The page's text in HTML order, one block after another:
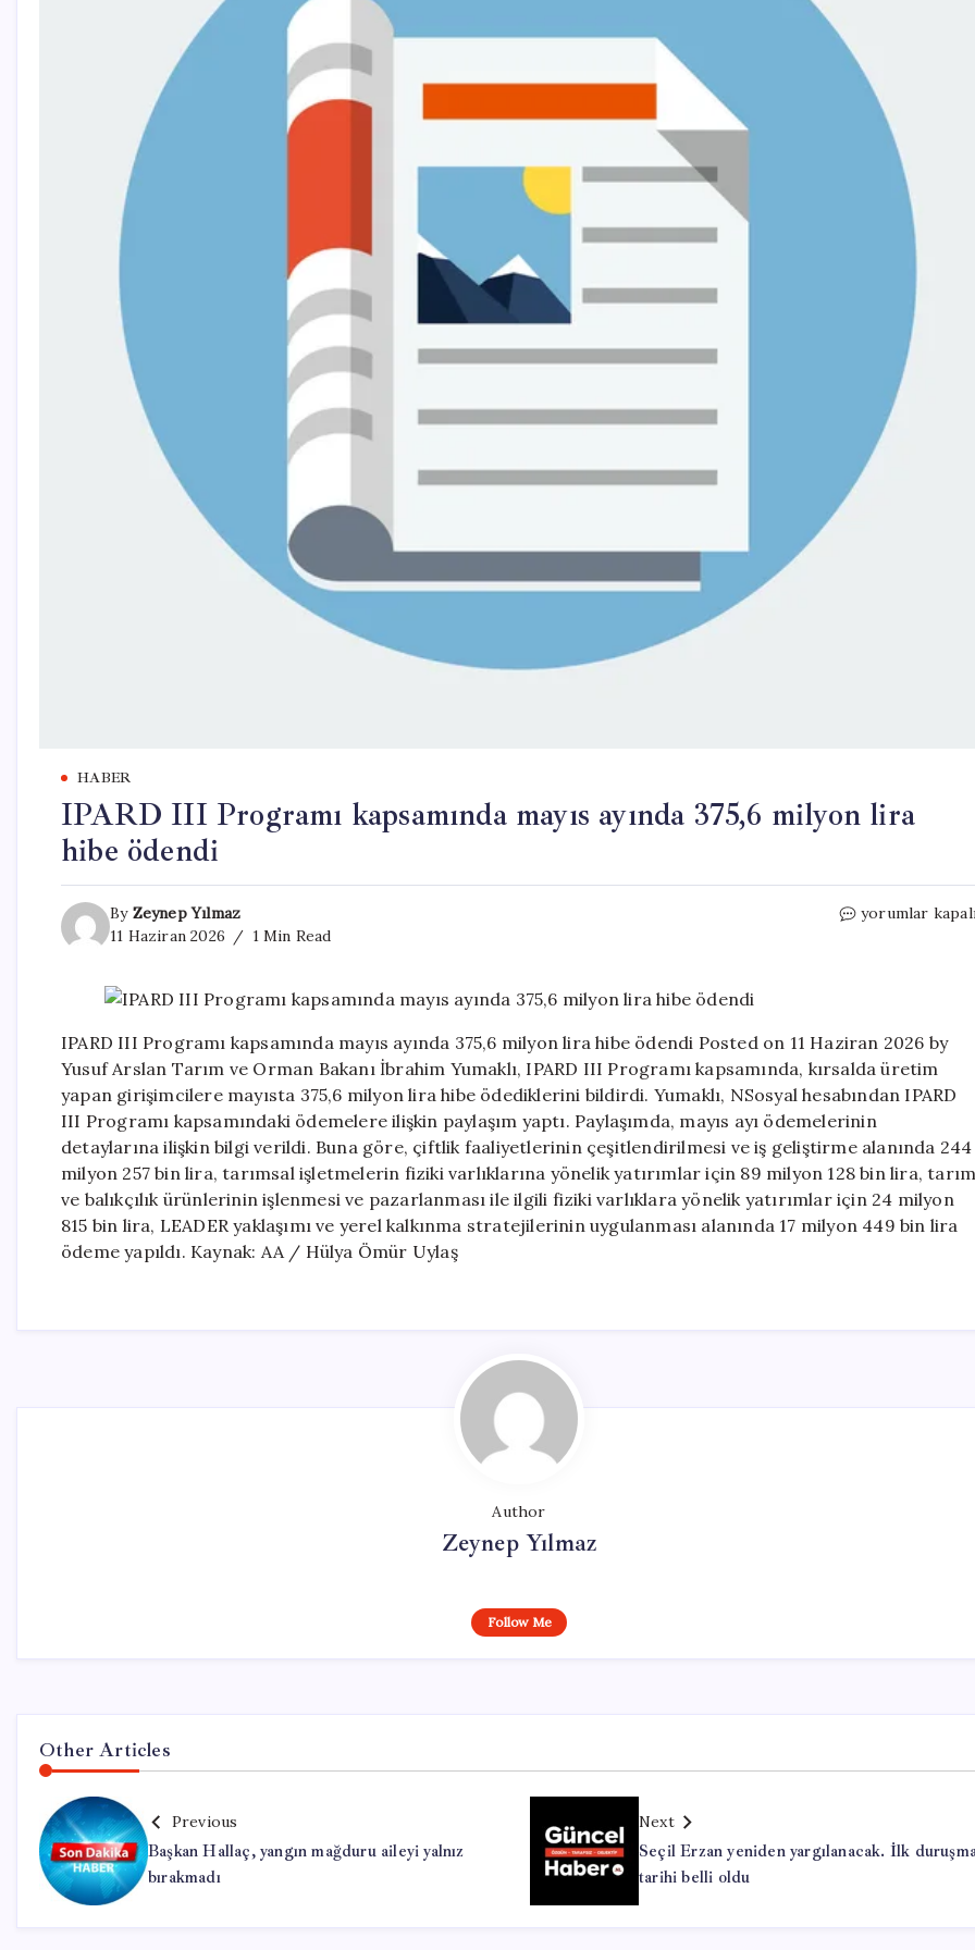
HABER
IPARD III Programı kapsamında mayıs ayında 375,6 milyon lira
hibe ödendi
By Zeynep Yılmaz
11 Haziran 2026
1 Min Read
IPARD
375,6
milyon
lira
hibe
ödendi
için
yorumlar
IPARD III Programı kapsamında mayıs ayında 375,6 milyon lira hibe ödendi Posted on 11 Haziran 2026 by
Yusuf Arslan Tarım ve Orman Bakanı İbrahim Yumaklı, IPARD III Programı kapsamında, kırsalda üretim
yapan girişimcilere mayısta 375,6 milyon lira hibe ödediklerini bildirdi. Yumaklı, NSosyal hesabından IPARD
III Programı kapsamındaki ödemelere ilişkin paylaşım yaptı. Paylaşımda, mayıs ayı ödemelerinin
detaylarına ilişkin bilgi verildi. Buna göre, çiftlik faaliyetlerinin çeşitlendirilmesi ve iş geliştirme alanında 244
milyon 257 bin lira, tarımsal işletmelerin fiziki varlıklarına yönelik yatırımlar için 89 milyon 128 bin lira,
ve balıkçılık ürünlerinin işlenmesi ve pazarlanması ile ilgili fiziki varlıklara yönelik yatırımlar için 24 milyon
815 bin lira, LEADER yaklaşımı ve yerel kalkınma stratejilerinin uygulanması alanında 17 milyon 449 bin lira
ödeme yapıldı. Kaynak: AA / Hülya Ömür Uylaş
Author
Zeynep Yılmaz
Follow Me
Other Articles
Previous
Başkan Hallaç, yangın mağduru aileyi yalnız
bırakmadı
Next
Seçil Erzan yeniden yargılanacak. İlk
tarihi belli oldu